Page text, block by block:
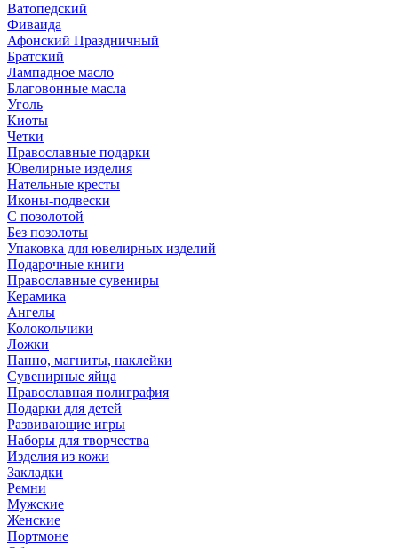
Ватопедский
Фиваида
Афонский Праздничный
Братский
Лампадное масло
Благовонные масла
Уголь
Киоты
Четки
Православные подарки
Ювелирные изделия
Нательные кресты
Иконы-подвески
С позолотой
Без позолоты
Упаковка для ювелирных изделий
Подарочные книги
Православные сувениры
Керамика
Ангелы
Колокольчики
Ложки
Панно, магниты, наклейки
Сувенирные яйца
Православная полиграфия
Подарки для детей
Развивающие игры
Наборы для творчества
Изделия из кожи
Закладки
Ремни
Мужские
Женские
Портмоне